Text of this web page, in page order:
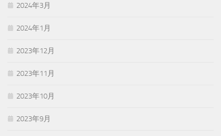
2024年3月
2024年1月
2023年12月
2023年11月
2023年10月
2023年9月